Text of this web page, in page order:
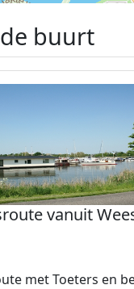
buurt
vanuit
met Toeters en